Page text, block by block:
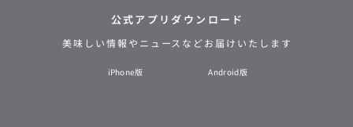
公式アプリダウンロード
美味しい情報や ニュースなどお届けいたします
iPhone版 Android版